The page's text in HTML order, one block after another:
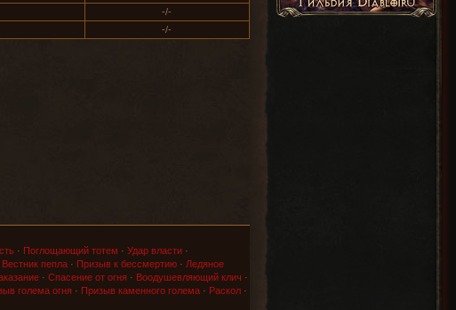
-/-
-/-
· Поглощающий тотем · Удар власти·
Вестник пепла· Призыв к бессмертию· Ледяное
· Спасение от огня· Воодушевляющий клич ·
голема огня· Призыв каменного голема· Раскол·